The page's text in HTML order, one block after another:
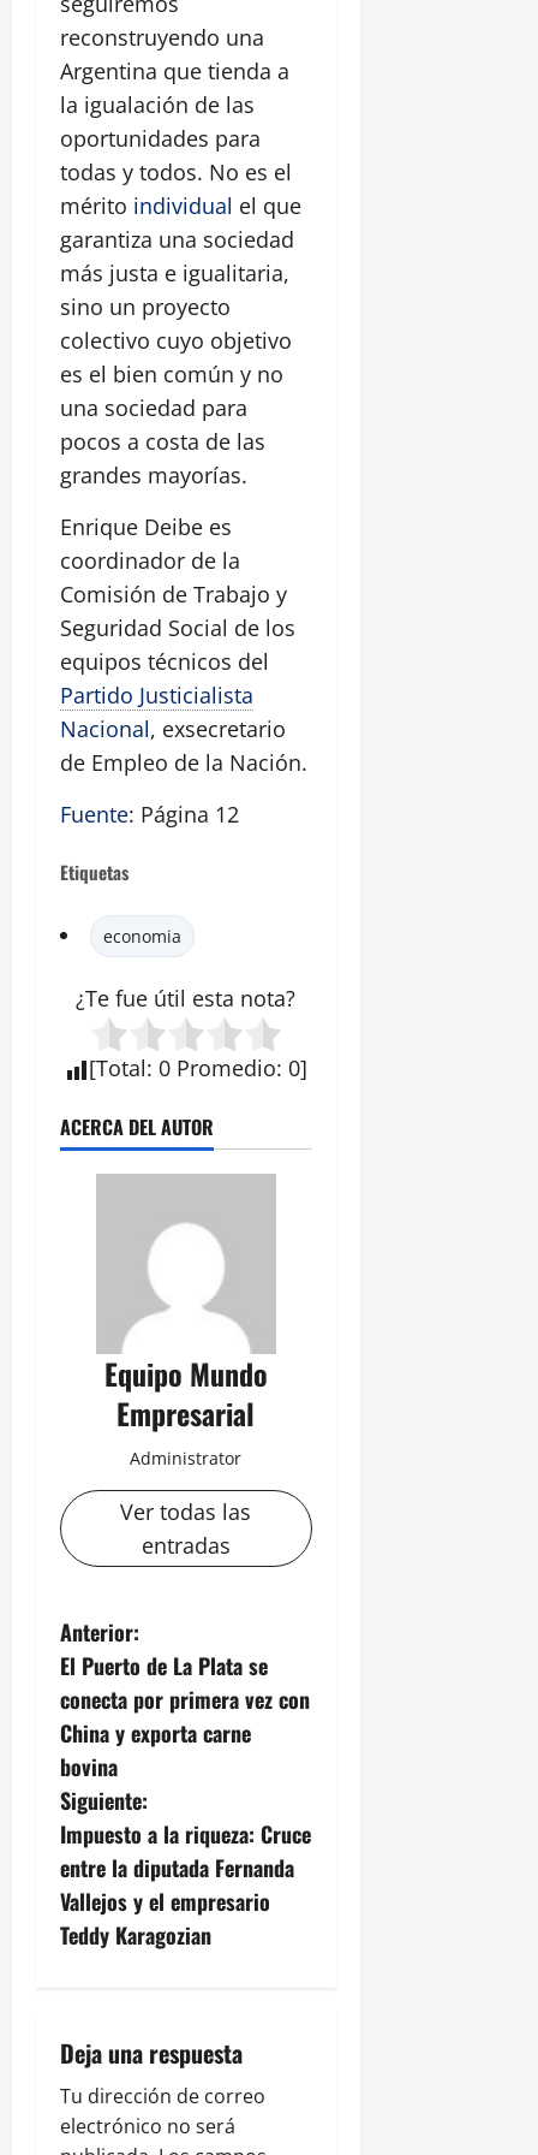
reconstruyendo una
Argentina que tienda a
la igualación de las
oportunidades para
todas y todos. No es el
mérito individual el que
garantiza una sociedad
más justa e igualitaria,
sino un proyecto
colectivo cuyo objetivo
es el bien común y no
una sociedad para
pocos a costa de las
grandes mayorías.
Enrique Deibe es
coordinador de la
Comisión de Trabajo y
Seguridad Social de los
equipos técnicos del
Partido Justicialista
Nacional, exsecretario
de Empleo de la Nación.
Fuente: Página 12
Etiquetas
economia
¿Te fue útil esta nota?
[Total: 0 Promedio: 0]
ACERCA DEL AUTOR
Equipo Mundo
Empresarial
Administrator
Ver todas las
entradas
N
a
v
e
g
a
c
ó
n
d
Anterior:
El Puerto de La Plata se
conecta por primera vez con
China y exporta carne
bovina
Siguiente:
Impuesto a la riqueza: Cruce
entre la diputada Fernanda
Vallejos y el empresario
Teddy Karagozian
Deja una respuesta
Tu dirección de correo
electrónico no será